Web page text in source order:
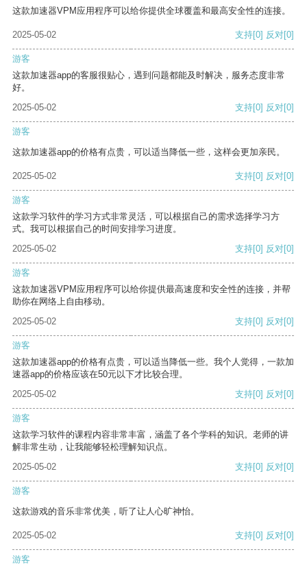
这款加速器VPM应用程序可以给你提供全球覆盖和最高安全性的连接。
2025-05-02 支持[0] 反对[0]
游客
这款加速器app的客服很贴心，遇到问题都能及时解决，服务态度非常
好。
2025-05-02
支持[0] 反对[0]
游客
这款加速器app的价格有点贵，可以适当降低一些，这样会更加亲民。
2025-05-02 支持[0] 反对[0]
游客
这款学习软件的学习方式非常灵活，可以根据自己的需求选择学习方
式。我可以根据自己的时间安排学习进度。
2025-05-02
支持[0] 反对[0]
游客
这款加速器VPM应用程序可以给你提供最高速度和安全性的连接，并帮
助你在网络上自由移动。
2025-05-02
支持[0] 反对[0]
游客
这款加速器app的价格有点贵，可以适当降低一些。我个人觉得，一款加
速器app的价格应该在50元以下才比较合理。
2025-05-02
支持[0] 反对[0]
游客
这款学习软件的课程内容非常丰富，涵盖了各个学科的知识。老师的讲
解非常生动，让我能够轻松理解知识点。
2025-05-02
支持[0] 反对[0]
游客
这款游戏的音乐非常优美，听了让人心旷神怡。
2025-05-02 支持[0] 反对[0]
游客